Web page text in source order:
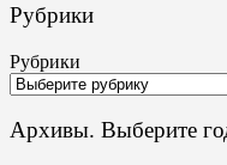
Рубрики
Рубрики
Архивы. Выберите